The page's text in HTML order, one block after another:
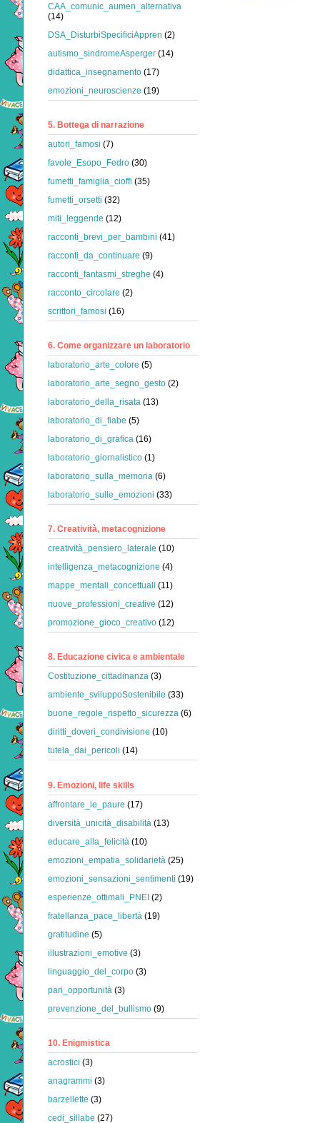
CAA_comunic_aumen_alternativa
(14)
DSA_DisturbiSpecificiAppren (2)
autismo_sindromeAsperger (14)
didattica_insegnamento (17)
emozioni_neuroscienze (19)
5. Bottega di narrazione
autori_famosi (7)
favole_Esopo_Fedro (30)
fumetti_famiglia_cioffi (35)
fumetti_orsetti (32)
miti_leggende (12)
racconti_brevi_per_bambini (41)
racconti_da_continuare (9)
racconti_fantasmi_streghe (4)
racconto_circolare (2)
scrittori_famosi (16)
6. Come organizzare un laboratorio
laboratorio_arte_colore (5)
laboratorio_arte_segno_gesto (2)
laboratorio_della_risata (13)
laboratorio_di_fiabe (5)
laboratorio_di_grafica (16)
laboratorio_giornalistico (1)
laboratorio_sulla_memoria (6)
laboratorio_sulle_emozioni (33)
7. Creatività, metacognizione
creatività_pensiero_laterale (10)
intelligenza_metacognizione (4)
mappe_mentali_concettuali (11)
nuove_professioni_creative (12)
promozione_gioco_creativo (12)
8. Educazione civica e ambientale
Costituzione_cittadinanza (3)
ambiente_sviluppoSostenibile (33)
buone_regole_rispetto_sicurezza (6)
diritti_doveri_condivisione (10)
tutela_dai_pericoli (14)
9. Emozioni, life skills
affrontare_le_paure (17)
diversità_unicità_disabilità (13)
educare_alla_felicità (10)
emozioni_empatia_solidarietà (25)
emozioni_sensazioni_sentimenti (19)
esperienze_ottimali_PNEI (2)
fratellanza_pace_libertà (19)
gratitudine (5)
illustrazioni_emotive (3)
linguaggio_del_corpo (3)
pari_opportunità (3)
prevenzione_del_bullismo (9)
10. Enigmistica
acrostici (3)
anagrammi (3)
barzellette (3)
cedi_sillabe (27)